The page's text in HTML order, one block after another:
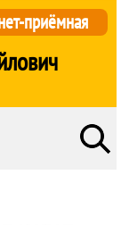
приёмная